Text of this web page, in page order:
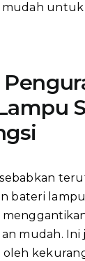
mudah untuk
bateri lampu
mudah.
oleh